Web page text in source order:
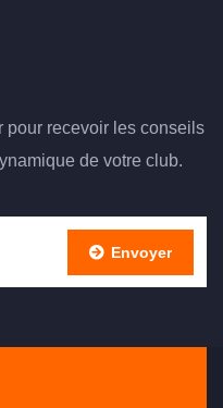
pour recevoir les conseils
de votre club.